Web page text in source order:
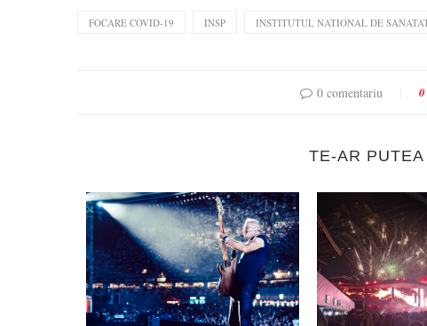
FOCARE COVID-19 INSP INSTITUTUL NATIONAL DE
0 comentariu 0
TE-AR